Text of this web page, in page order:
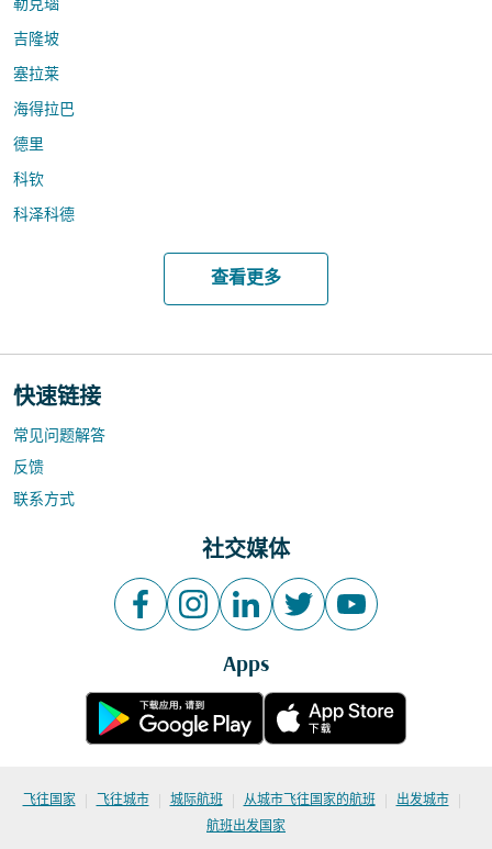
勒克瑙
吉隆坡
塞拉莱
海得拉巴
德里
科钦
科泽科德
查看更多
快速链接
常见问题解答
反馈
联系方式
社交媒体
Apps
飞往国家 | 飞往城市 | 城际航班 | 从城市飞往国家的航班 | 出发城市 |
航班出发国家